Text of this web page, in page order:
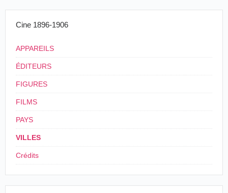
Cine 1896-1906
APPAREILS
ÉDITEURS
FIGURES
FILMS
PAYS
VILLES
Crédits